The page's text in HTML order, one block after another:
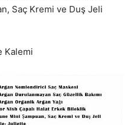
Saç Kremi ve Duş Jeli
Kalemi